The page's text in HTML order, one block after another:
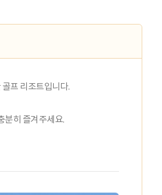
프 리조트입니다.
분히 즐겨주세요.